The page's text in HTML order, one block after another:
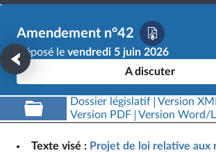
Amendement n°42
Déposé le vendredi 5 juin 2026
A discuter
Dossier législatif Version
Version PDF
Version Word/
Texte visé : Projet de loi relative aux